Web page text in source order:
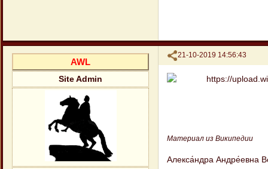
Поделиться
21-10-2019 14:56:43
AWL
Site Admin
Материал из Википедии
Алекса́ндра Андре́евна